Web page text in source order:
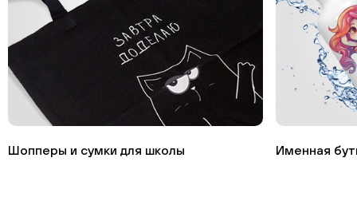
Шопперы и сумки для школы Именная